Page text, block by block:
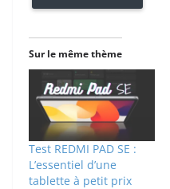
Sur le même thème
Test REDMI PAD SE :
L’essentiel d’une
tablette à petit prix